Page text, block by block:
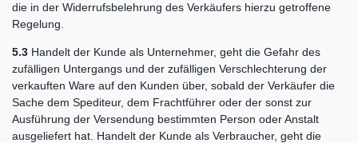
die in der Widerrufsbelehrung des Verkäufers hierzu getroffene
Regelung.
5.3 Handelt der Kunde als Unternehmer, geht die Gefahr des
zufälligen Untergangs und der zufälligen Verschlechterung der
verkauften Ware auf den Kunden über, sobald der Verkäufer die
Sache dem Spediteur, dem Frachtführer oder der sonst zur
Ausführung der Versendung bestimmten Person oder Anstalt
ausgeliefert hat. Handelt der Kunde als Verbraucher, geht die